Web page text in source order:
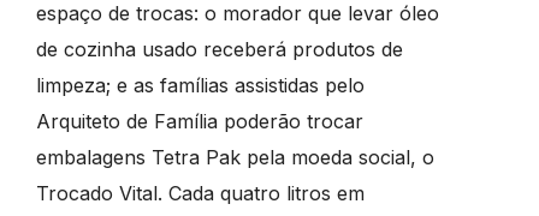
espaço de trocas: o morador que levar óleo
de cozinha usado receberá produtos de
limpeza; e as famílias assistidas pelo
Arquiteto de Família poderão trocar
embalagens Tetra Pak pela moeda social, o
Trocado Vital. Cada quatro litros em